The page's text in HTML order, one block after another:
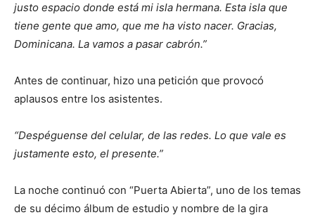
justo espacio donde está mi isla hermana. Esta isla que
tiene gente que amo, que me ha visto nacer. Gracias,
Dominicana. La vamos a pasar cabrón.”
Antes de continuar, hizo una petición que provocó
aplausos entre los asistentes.
“Despéguense del celular, de las redes. Lo que vale es
justamente esto, el presente.”
La noche continuó con “Puerta Abierta”, uno de los temas
de su décimo álbum de estudio y nombre de la gira